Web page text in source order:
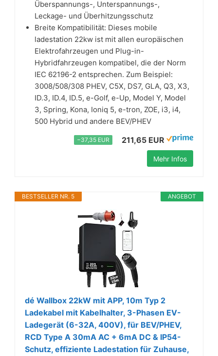
Überspannungs-, Unterspannungs-,
Leckage- und Überhitzungsschutz
Breite Kompatibilität: Dieses mobile
ladestation 22kw ist mit allen europäischen
Elektrofahrzeugen und Plug-in-
Hybridfahrzeugen kompatibel, die der Norm
IEC 62196-2 entsprechen. Zum Beispiel:
3008/508/308 PHEV, C5X, DS7, GLA, Q3, X3,
ID.3, ID.4, ID.5, e-Golf, e-Up, Model Y, Model
3, Spring, Kona, Ioniq 5, e-tron, ZOE, i3, i4,
500 Hybrid und andere BEV/PHEV
−37,35 EUR 211,65 EUR
Mehr Infos
ANGEBOT
BESTSELLER NR. 5
dé Wallbox 22kW mit APP, 10m Typ 2
Ladekabel mit Kabelhalter, 3-Phasen EV-
Ladegerät (6-32A, 400V), für BEV/PHEV,
RCD Type A 30mA AC + 6mA DC & IP54-
Schutz, effiziente Ladestation für Zuhause,